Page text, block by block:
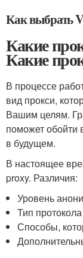
Как выбрать
Какие
Какие
В процессе
вид прокси,
Вашим целям.
поможет обойти
в будущем.
В настоящее
proxy. Различия:
Уровень
Тип протокола
Способы,